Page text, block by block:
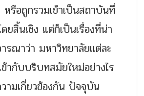
รือถูกรวมเข้าเป็นสถาบันที่
ยสิ้นเชิง แต่ก็เป็นเรื่องที่น่า
รณาว่า มหาวิทยาลัยแต่ละ
ากับบริบทสมัยใหม่อย่างไร
ามเกี่ยวข้องกัน ปัจจุบัน